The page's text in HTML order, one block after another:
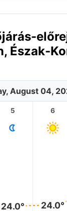
Észak-
August 04,
5
24.0°
6
24.0°